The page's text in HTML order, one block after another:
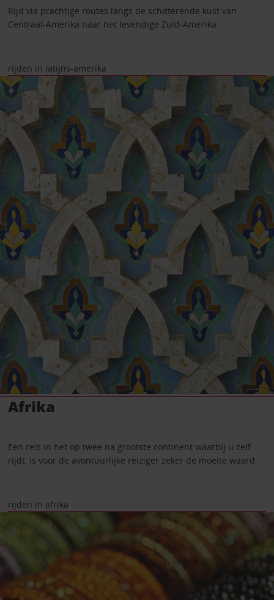
Rijd via prachtige routes langs de schitterende kust van
Centraal-Amerika naar het levendige Zuid-Amerika.
rijden in latijns-amerika
Afrika
Een reis in het op twee na grootste continent waarbij u zelf
rijdt, is voor de avontuurlijke reiziger zeker de moeite waard.
rijden in afrika